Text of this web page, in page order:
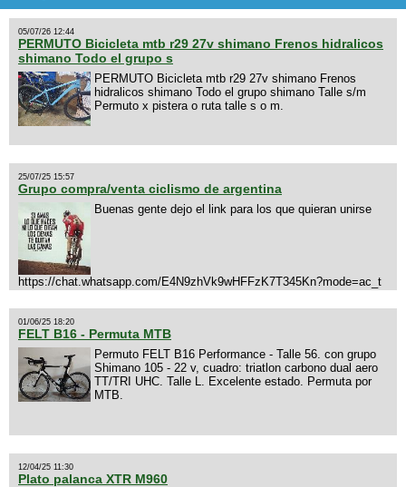
05/07/26 12:44
PERMUTO Bicicleta mtb r29 27v shimano Frenos hidralicos
shimano Todo el grupo s
PERMUTO Bicicleta mtb r29 27v shimano Frenos
hidralicos shimano Todo el grupo shimano Talle s/m
Permuto x pistera o ruta talle s o m.
25/07/25 15:57
Grupo compra/venta ciclismo de argentina
Buenas gente dejo el link para los que quieran unirse
https://chat.whatsapp.com/E4N9zhVk9wHFFzK7T345Kn?mode=ac_t
01/06/25 18:20
FELT B16 - Permuta MTB
Permuto FELT B16 Performance - Talle 56. con grupo
Shimano 105 - 22 v, cuadro: triatlon carbono dual aero
TT/TRI UHC. Talle L. Excelente estado. Permuta por
MTB.
12/04/25 11:30
Plato palanca XTR M960